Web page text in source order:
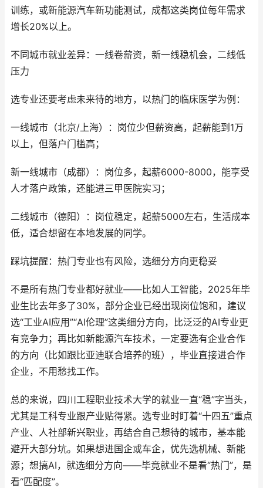
训练，或新能源汽车新功能测试，成都这类岗位每年需求
增长20%以上。
不同城市就业差异：一线卷薪资，新一线稳机会，二线低
压力
选专业还要考虑未来待的地方，以热门的临床医学为例：
一线城市（北京/上海）：岗位少但薪资高，起薪能到1万
以上，但落户门槛高；
新一线城市（成都）：岗位多，起薪6000-8000，能享受
人才落户政策，还能进三甲医院实习；
二线城市（德阳）：岗位稳定，起薪5000左右，生活成本
低，适合想留在本地发展的同学。
踩坑提醒：热门专业也有风险，选细分方向更稳妥
不是所有热门专业都好就业——比如人工智能，2025年毕
业生比去年多了30%，部分企业已经出现岗位饱和，建议
选“工业AI应用”“AI伦理”这类细分方向，比泛泛的AI专业更
有竞争力；再比如新能源汽车技术，一定要选有企业合作
的方向（比如跟比亚迪联合培养的班），毕业直接进合作
企业，不用愁找工作。
总的来说，四川工程职业技术大学的就业一直“稳”字当头，
尤其是工科专业跟产业贴得紧。选专业时盯着“十四五”重点
产业、人社部新兴职业，再结合自己想待的城市，基本能
避开大部分坑。如果想进国企或车企，优先选机械、新能
源；想搞AI，就选细分方向——毕竟就业不是看“热门”，是
看“匹配度”。